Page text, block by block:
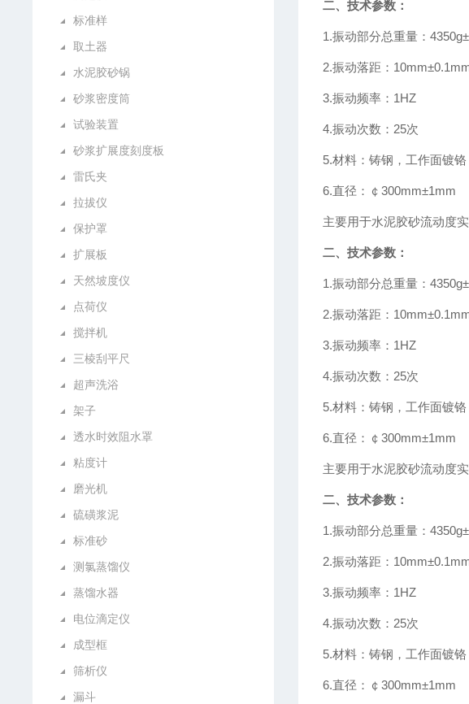
标准样
取土器
水泥胶砂锅
砂浆密度筒
试验装置
砂浆扩展度刻度板
雷氏夹
拉拔仪
保护罩
扩展板
天然坡度仪
点荷仪
搅拌机
三棱刮平尺
超声洗浴
架子
透水时效阻水罩
粘度计
磨光机
硫磺浆泥
标准砂
测氯蒸馏仪
蒸馏水器
电位滴定仪
成型框
筛析仪
漏斗
二、技术参数：
1.振动部分总重量：
2.振动落距：
3.振动频率：1HZ
4.振动次数：25次
5.材料：铸钢，工作面镀铬
6.直径：￠300mm±1mm
主要用于水泥胶砂流动度实
二、技术参数：
1.振动部分总重量：
2.振动落距：
3.振动频率：1HZ
4.振动次数：25次
5.材料：铸钢，工作面镀铬
6.直径：￠300mm±1mm
主要用于水泥胶砂流动度实
二、技术参数：
1.振动部分总重量：
2.振动落距：
3.振动频率：1HZ
4.振动次数：25次
5.材料：铸钢，工作面镀铬
6.直径：￠300mm±1mm